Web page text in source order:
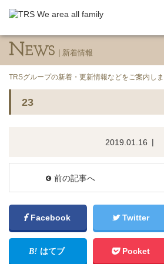
N EWS
TRSグループの新着・更新情報などをご案内しま
23
2019.01.16
前の記事へ
Facebook Twitter
はてブ Pocket